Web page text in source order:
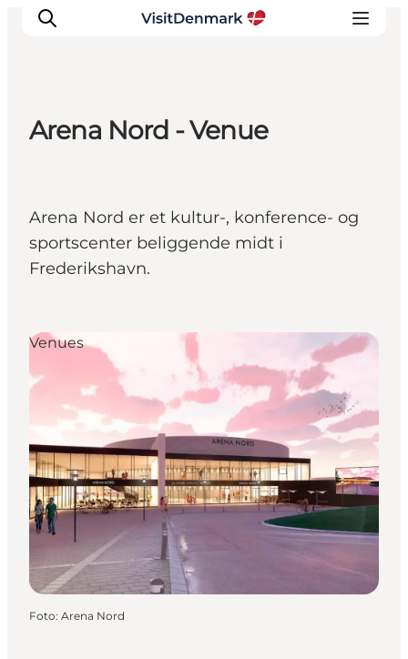
Oplevelser
Overnatning
Planlæg ferien
Arena Nord - Venue
Arena Nord er et kultur-, konference- og
sportscenter beliggende midt i
Frederikshavn.
Venues
Foto: Arena Nord